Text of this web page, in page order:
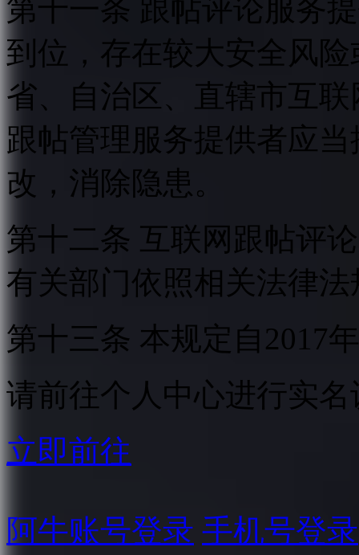
第十一条 跟帖评论服务
到位，存在较大安全风
省、自治区、直辖市互
跟帖管理服务提供者应
改，消除隐患。
第十二条 互联网跟帖评
有关部门依照相关法律
第十三条 本规定自2017
请前往个人中心进行实名
立即前往
阿牛账号登录 手机号登录